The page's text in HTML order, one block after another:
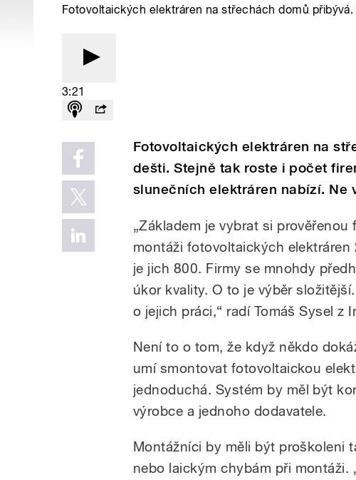
Fotovoltaických elektráren na střechách domů
3:21
Fotovoltaických elektráren na
dešti. Stejně tak roste i počet
slunečních elektráren nabízí. Ne
„Základem je vybrat si
montáži fotovoltaických
je jich 800. Firmy se mnohdy
úkor kvality. O to je výběr
o jejich práci,“ radí Tomáš Sysel z
Není to o tom, že když někdo
umí smontovat fotovoltaickou
jednoduchá. Systém by měl být
výrobce a jednoho dodavatele.
Montážníci by měli být proškoleni
nebo laickým chybám při montáži.